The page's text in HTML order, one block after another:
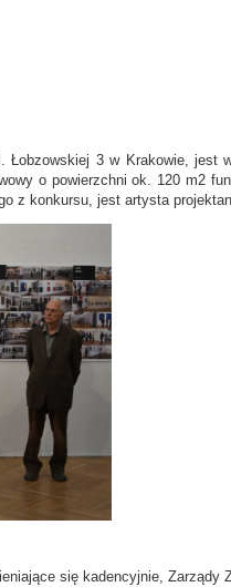
3 w Krakowie, jest
o powierzchni ok. 120 m2
z konkursu, jest artysta
się kadencyjnie,